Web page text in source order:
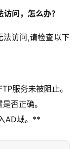
问，怎么办？
访问,请检查以下
服务未被阻止。
否正确。
AD域。**